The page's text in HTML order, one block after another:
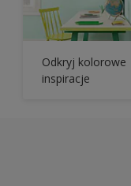
Odkryj kolorowe
inspiracje